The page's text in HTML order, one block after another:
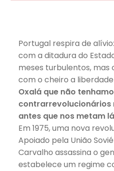
Portugal respira de
com a ditadura do
meses turbulentos, mas
com o cheiro a
Oxalá que não
contrarrevolucionários
antes que nos metam
Em 1975, uma nova
Apoiado pela União
Carvalho assassina o
estabelece um regime